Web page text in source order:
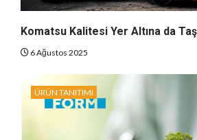
Komatsu Kalitesi Yer Altına da
6 Ağustos 2025
ÜRÜN TANITIMI